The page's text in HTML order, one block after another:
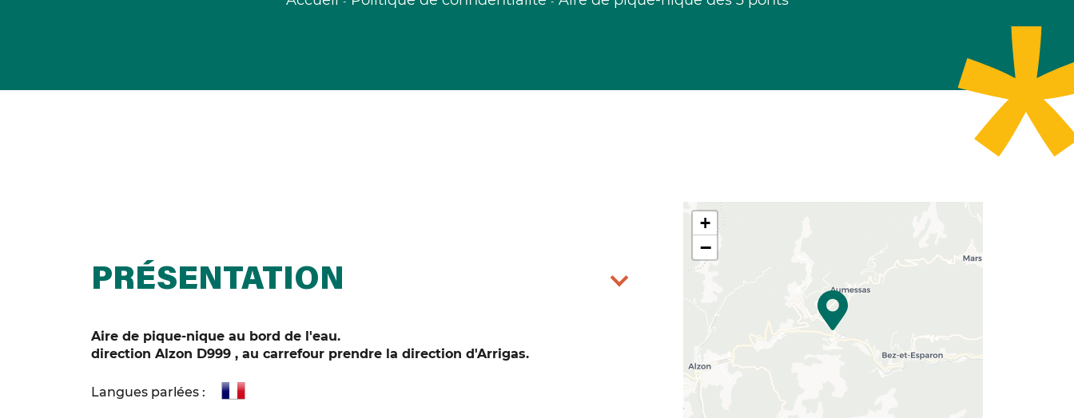
PRÉSENTATION
Aire de pique-nique au bord de l'eau.
direction Alzon D999 , au carrefour prendre la direction d'Arrigas.
Langues parlées :
+
−